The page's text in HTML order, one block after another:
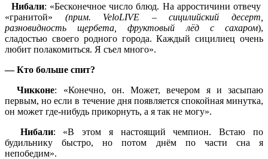
Нибали: «Бесконечное число блюд. На арростичини отвечу
«гранитой» (прим. VeloLIVE – сицилийский десерт,
разновидность щербета, фруктовый лёд с сахаром),
сладостью своего родного города. Каждый сицилиец очень
любит полакомиться. Я съел много».
— Кто больше спит?
Чикконе: «Конечно, он. Может, вечером я и засыпаю
первым, но если в течение дня появляется спокойная минутка,
он может где-нибудь прикорнуть, а я так не могу».
Нибали: «В этом я настоящий чемпион. Встаю по
будильнику быстро, но потом днём по части сна я
непобедим».